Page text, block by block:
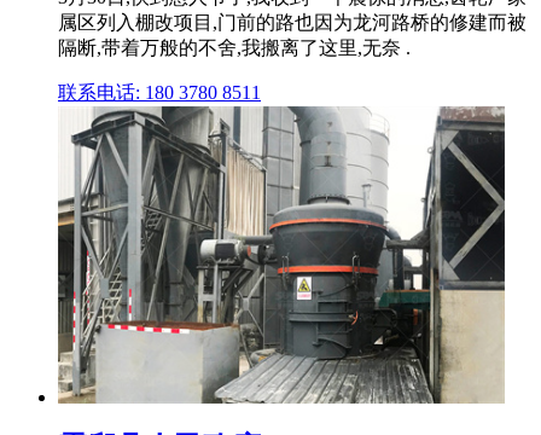
属区列入棚改项目,门前的路也因为龙河路桥的修建而被
隔断,带着万般的不舍,我搬离了这里,无奈 .
联系电话: 180 3780 8511